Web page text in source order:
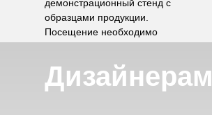
демонстрационный стенд с
образцами продукции.
Посещение необходимо
Дизайнерам